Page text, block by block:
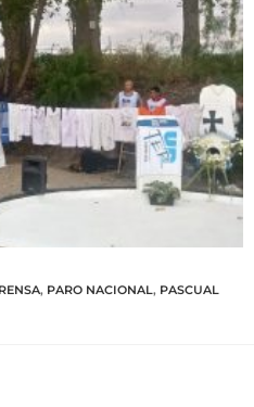
, PARO NACIONAL, PASCUAL